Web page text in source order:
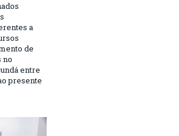
a
de
no
entre
presente